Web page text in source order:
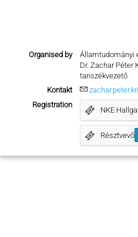
Organised by
Államtudományi
Dr. Zachar Péter
tanszékvezető
Kontakt
Registration
NKE
Résztvevő